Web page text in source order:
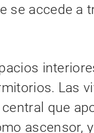
se accede a
Las
que
ascensor,